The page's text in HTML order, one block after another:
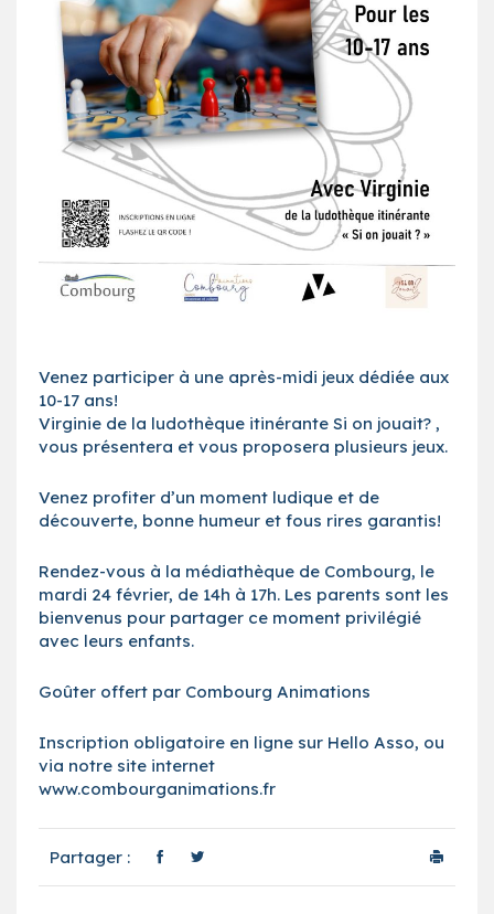
Venez participer à une après-midi jeux dédiée aux
10-17 ans!
Virginie de la ludothèque itinérante Si on jouait? ,
vous présentera et vous proposera plusieurs jeux.
Venez profiter d’un moment ludique et de
découverte, bonne humeur et fous rires garantis!
Rendez-vous à la médiathèque de Combourg, le
mardi 24 février, de 14h à 17h. Les parents sont les
bienvenus pour partager ce moment privilégié
avec leurs enfants.
Goûter offert par Combourg Animations
Inscription obligatoire en ligne sur Hello Asso, ou
via notre site internet
www.combourganimations.fr
Partager :